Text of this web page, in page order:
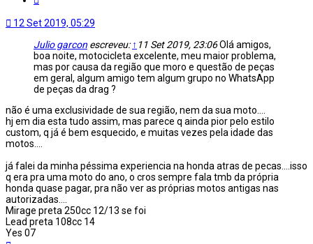
12 Set 2019, 05:29
Julio garcon escreveu: ↑ 11 Set 2019, 23:06Olá amigos,
boa noite, motocicleta excelente, meu maior problema,
mas por causa da região que moro e questão de peças
em geral, algum amigo tem algum grupo no WhatsApp
de peças da drag ?
não é uma exclusividade de sua região, nem da sua moto....
hj em dia esta tudo assim, mas parece q ainda pior pelo estilo
custom, q já é bem esquecido, e muitas vezes pela idade das
motos....
já falei da minha péssima experiencia na honda atras de pecas....isso
q era pra uma moto do ano, o cros sempre fala tmb da própria
honda quase pagar, pra não ver as próprias motos antigas nas
autorizadas....
Mirage preta 250cc 12/13 se foi
Lead preta 108cc 14
Yes 07